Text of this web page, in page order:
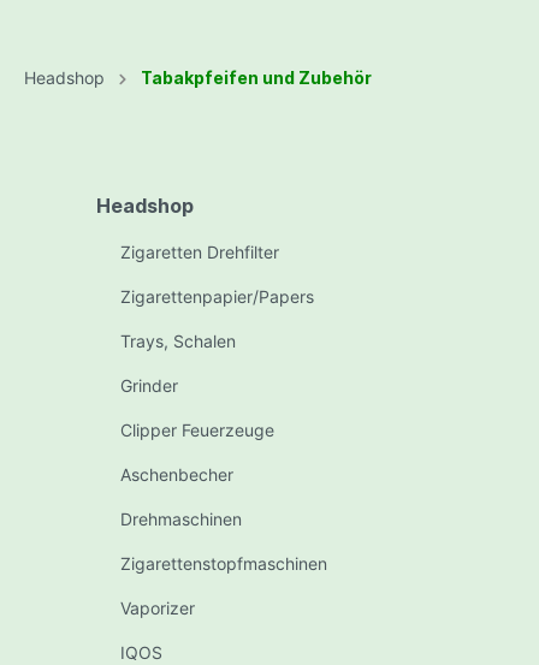
Headshop Tabakpfeifen und Zubehör
Headshop
Zigaretten Drehfilter
Zigarettenpapier/Papers
Trays, Schalen
Grinder
Clipper Feuerzeuge
Aschenbecher
Drehmaschinen
Zigarettenstopfmaschinen
Vaporizer
IQOS